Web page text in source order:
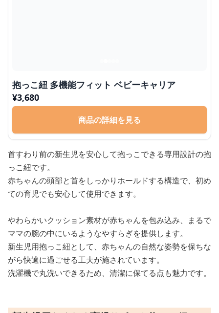
抱っこ紐 多機能フィット ベビーキャリア
¥3,680
商品の詳細を見る
首すわり前の新生児を安心して抱っこできる専用設計の抱
っこ紐です。
赤ちゃんの頭部と首をしっかりホールドする構造で、初め
ての育児でも安心して使用できます。
やわらかいクッション素材が赤ちゃんを包み込み、まるで
ママの腕の中にいるようなやすらぎを提供します。
新生児用抱っこ紐として、赤ちゃんの自然な姿勢を保ちな
がら快適に過ごせる工夫が施されています。
洗濯機で丸洗いできるため、清潔に保てる点も魅力です。